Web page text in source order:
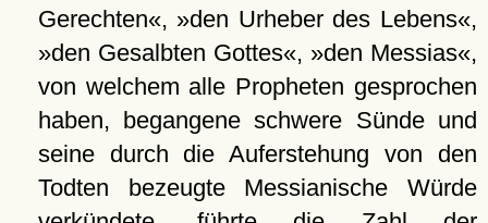
Gerechten«, »den Urheber des Lebens«,
»den Gesalbten Gottes«, »den Messias«,
von welchem alle Propheten gesprochen
haben, begangene schwere Sünde und
seine durch die Auferstehung von den
Todten bezeugte Messianische Würde